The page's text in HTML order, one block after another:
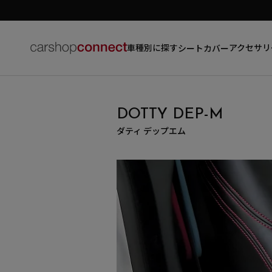
車種別に探すシートカバーアクセサ
DOTTY DEP-M
ダティ デップエム